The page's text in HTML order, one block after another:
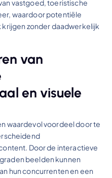
vastgoed, toeristische
waardoor potentiële
zonder daadwerkelijk
van
en visuele
waardevol voordeel door te
Door de interactieve
beelden kunnen
hun concurrenten en een